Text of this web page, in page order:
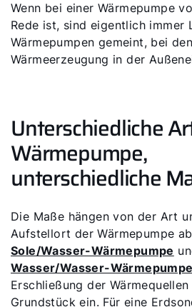
Wenn bei einer Wärmepumpe
Rede ist, sind eigentlich immer
Wärmepumpen gemeint, bei
Wärmeerzeugung in der
Unterschiedliche
Wärmepumpe,
unterschiedliche
Die Maße hängen von der Art
Aufstellort der Wärmepumpe
Sole/Wasser-Wärmepumpe
Wasser/Wasser-Wärmepumpe
Erschließung der
Grundstück ein. Für eine